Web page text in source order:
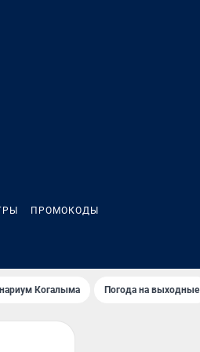
ПРОМОКОДЫ
Когалыма Погода на выходные